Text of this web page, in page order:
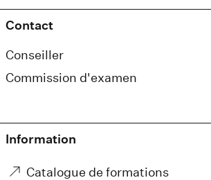
Contact
Conseiller
Commission d'examen
Information
Catalogue de formations